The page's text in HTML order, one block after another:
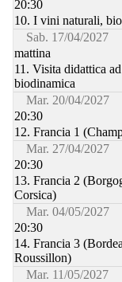
20:30
10. I vini naturali,
Sab. 17/04/2027
mattina
11. Visita didattica
biodinamica
Mar. 20/04/2027
20:30
12. Francia 1
Mar. 27/04/2027
20:30
13. Francia 2
Corsica)
Mar. 04/05/2027
20:30
14. Francia 3
Roussillon)
Mar. 11/05/2027